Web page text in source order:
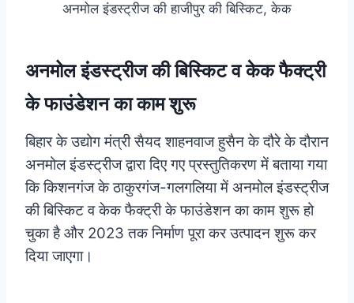
अनमोल इंडस्ट्रीज की हाजीपुर की बिस्किट, केक
अनमोल इंडस्ट्रीज की बिस्किट व केक फैक्ट्री
के फाउंडेशन का काम शुरू
बिहार के उद्योग मंत्री सैयद शाहनवाज हुसैन के दौरे के दौरान
अनमोल इंडस्ट्रीज द्वारा दिए गए प्रस्तुतिकरण में बताया गया
कि किशनगंज के ठाकुरगंज-गलगलिया में अनमोल इंडस्ट्रीज
की बिस्किट व केक फैक्ट्री के फाउंडेशन का काम शुरू हो
चुका है और 2023 तक निर्माण पूरा कर उत्पादन शुरू कर
दिया जाएगा।